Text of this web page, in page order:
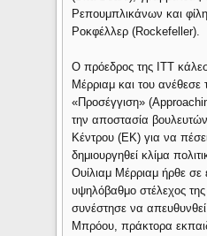
Ρεπουμπλικάνων και φίλη
Ροκφέλλερ (Rockefeller).
Ο πρόεδρος της ITT
Μέρριαμ και του ανέθεσε
«Προσέγγιση»
την αποστασία
Κέντρου (ΕΚ) για να
δημιουργηθεί κλίμα
Ουίλιαμ Μέρριαμ ήρθε
υψηλόβαθμο στέλεχος
συνέστησε να
Μπρόου, πράκτορα